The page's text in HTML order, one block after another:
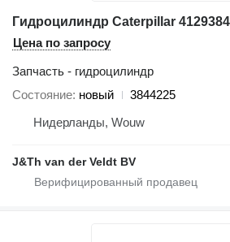
Цена по запросу
Запчасть - гидроцилиндр
Состояние новый
3844225
Нидерланды, Wouw
J&Th van der Veldt BV